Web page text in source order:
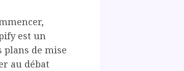
est un
plans de mise
au débat